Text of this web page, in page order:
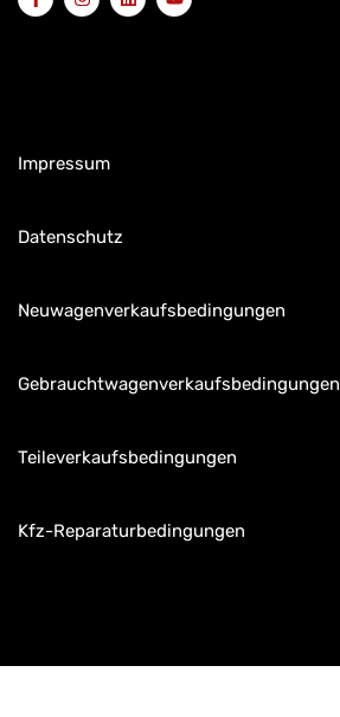
Impressum
Datenschutz
Neuwagenverkaufsbedingungen
Gebrauchtwagenverkaufsbedingungen
Teileverkaufsbedingungen
Kfz-Reparaturbedingungen